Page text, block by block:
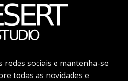
redes sociais e mantenha-se
todas as novidades e